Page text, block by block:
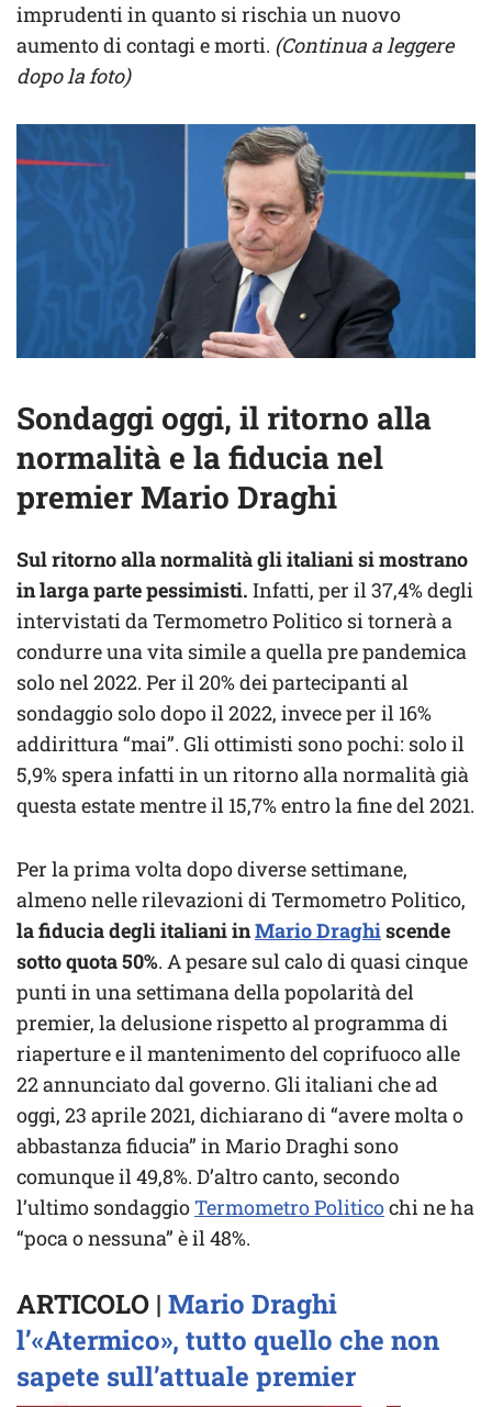
imprudenti in quanto si rischia un nuovo
aumento di contagi e morti. (Continua a leggere
dopo la foto)
Sondaggi oggi, il ritorno alla
normalità e la fiducia nel
premier Mario Draghi
Sul ritorno alla normalità gli italiani si mostrano
in larga parte pessimisti. Infatti, per il 37,4% degli
intervistati da Termometro Politico si tornerà a
condurre una vita simile a quella pre pandemica
solo nel 2022. Per il 20% dei partecipanti al
sondaggio solo dopo il 2022, invece per il 16%
addirittura “mai”. Gli ottimisti sono pochi: solo il
5,9% spera infatti in un ritorno alla normalità già
questa estate mentre il 15,7% entro la fine del 2021.
Per la prima volta dopo diverse settimane,
almeno nelle rilevazioni di Termometro Politico,
la fiducia degli italiani inMario Draghiscende
sotto quota 50%. A pesare sul calo di quasi cinque
punti in una settimana della popolarità del
premier, la delusione rispetto al programma di
riaperture e il mantenimento del coprifuoco alle
22 annunciato dal governo. Gli italiani che ad
oggi, 23 aprile 2021, dichiarano di “avere molta o
abbastanza fiducia” in Mario Draghi sono
comunque il 49,8%. D’altro canto, secondo
l’ultimo sondaggioTermometro Politicochi ne ha
“poca o nessuna” è il 48%.
ARTICOLO | Mario Draghi
l’«Atermico», tutto quello che non
sapete sull’attuale premier